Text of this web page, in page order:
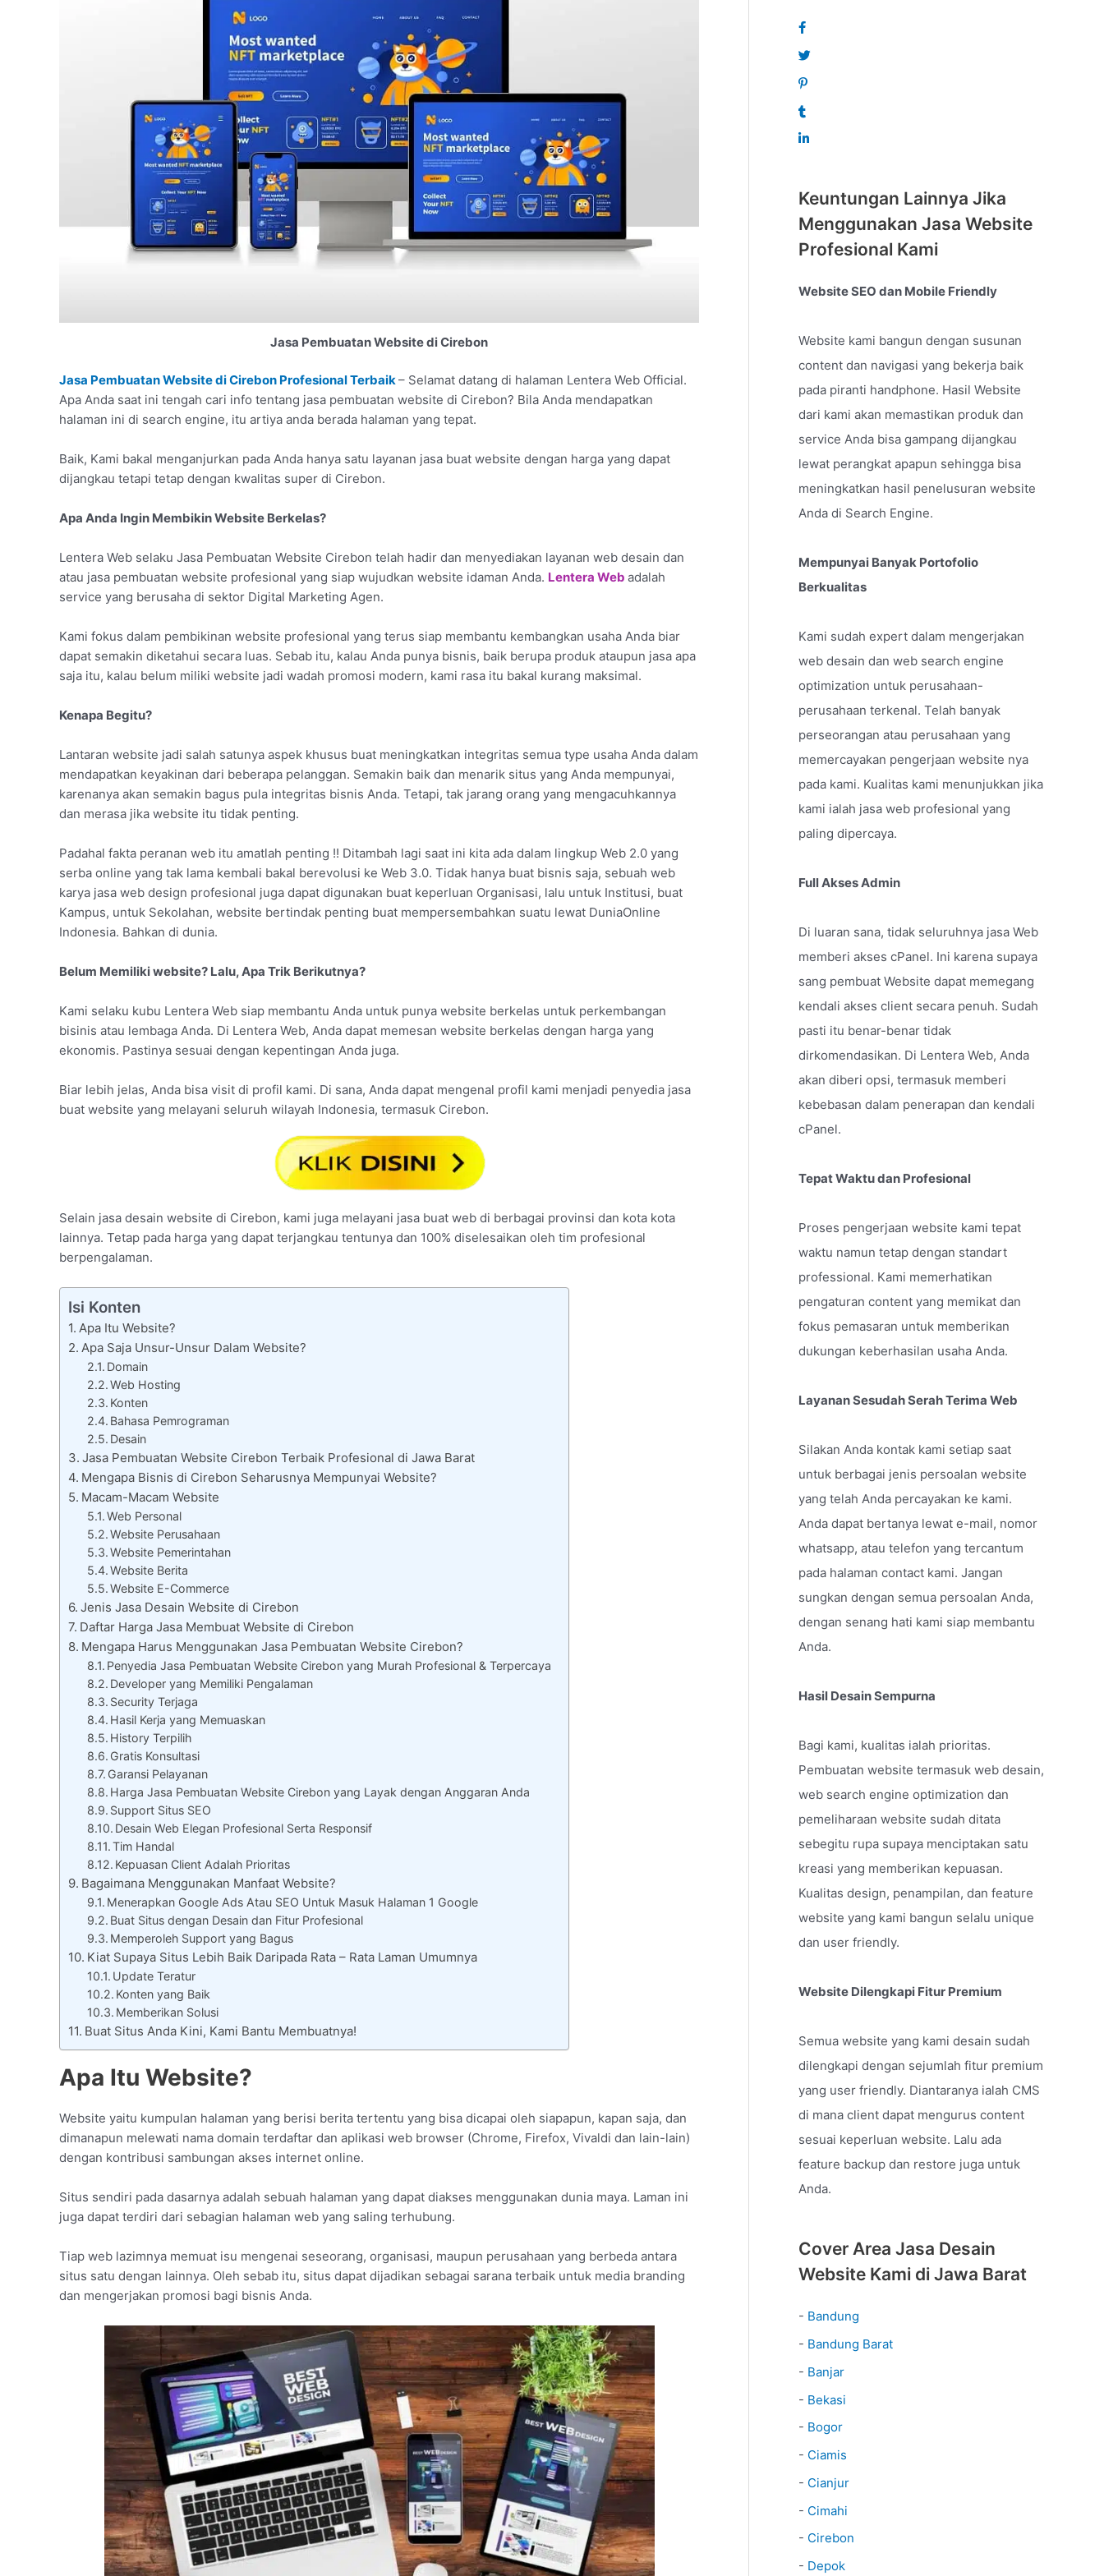
Jasa Pembuatan Website di Cirebon
Jasa Pembuatan Website di Cirebon Profesional Terbaik– Selamat datang di halaman Lentera Web Official.
Apa Anda saat ini tengah cari info tentang jasa pembuatan website di Cirebon? Bila Anda mendapatkan
halaman ini di search engine, itu artiya anda berada halaman yang tepat.
Baik, Kami bakal menganjurkan pada Anda hanya satu layanan jasa buat website dengan harga yang dapat
dijangkau tetapi tetap dengan kwalitas super di Cirebon.
Apa Anda Ingin Membikin Website Berkelas?
Lentera Web selaku Jasa Pembuatan Website Cirebon telah hadir dan menyediakan layanan web desain dan
atau jasa pembuatan website profesional yang siap wujudkan website idaman Anda. Lentera Web adalah
service yang berusaha di sektor Digital Marketing Agen.
Kami fokus dalam pembikinan website profesional yang terus siap membantu kembangkan usaha Anda biar
dapat semakin diketahui secara luas. Sebab itu, kalau Anda punya bisnis, baik berupa produk ataupun jasa apa
saja itu, kalau belum miliki website jadi wadah promosi modern, kami rasa itu bakal kurang maksimal.
Kenapa Begitu?
Lantaran website jadi salah satunya aspek khusus buat meningkatkan integritas semua type usaha Anda dalam
mendapatkan keyakinan dari beberapa pelanggan. Semakin baik dan menarik situs yang Anda mempunyai,
karenanya akan semakin bagus pula integritas bisnis Anda. Tetapi, tak jarang orang yang mengacuhkannya
dan merasa jika website itu tidak penting.
Padahal fakta peranan web itu amatlah penting !! Ditambah lagi saat ini kita ada dalam lingkup Web 2.0 yang
serba online yang tak lama kembali bakal berevolusi ke Web 3.0. Tidak hanya buat bisnis saja, sebuah web
karya jasa web design profesional juga dapat digunakan buat keperluan Organisasi, lalu untuk Institusi, buat
Kampus, untuk Sekolahan, website bertindak penting buat mempersembahkan suatu lewat DuniaOnline
Indonesia. Bahkan di dunia.
Belum Memiliki website? Lalu, Apa Trik Berikutnya?
Kami selaku kubu Lentera Web siap membantu Anda untuk punya website berkelas untuk perkembangan
bisinis atau lembaga Anda. Di Lentera Web, Anda dapat memesan website berkelas dengan harga yang
ekonomis. Pastinya sesuai dengan kepentingan Anda juga.
Biar lebih jelas, Anda bisa visit di profil kami. Di sana, Anda dapat mengenal profil kami menjadi penyedia jasa
buat website yang melayani seluruh wilayah Indonesia, termasuk Cirebon.
Selain jasa desain website di Cirebon, kami juga melayani jasa buat web di berbagai provinsi dan kota kota
lainnya. Tetap pada harga yang dapat terjangkau tentunya dan 100% diselesaikan oleh tim profesional
berpengalaman.
Isi Konten
Apa Itu Website?
Apa Saja Unsur-Unsur Dalam Website?
Domain
Web Hosting
Konten
Bahasa Pemrograman
Desain
Jasa Pembuatan Website Cirebon Terbaik Profesional di Jawa Barat
Mengapa Bisnis di Cirebon Seharusnya Mempunyai Website?
Macam-Macam Website
Web Personal
Website Perusahaan
Website Pemerintahan
Website Berita
Website E-Commerce
Jenis Jasa Desain Website di Cirebon
Daftar Harga Jasa Membuat Website di Cirebon
Mengapa Harus Menggunakan Jasa Pembuatan Website Cirebon?
Penyedia Jasa Pembuatan Website Cirebon yang Murah Profesional & Terpercaya
Developer yang Memiliki Pengalaman
Security Terjaga
Hasil Kerja yang Memuaskan
History Terpilih
Gratis Konsultasi
Garansi Pelayanan
Harga Jasa Pembuatan Website Cirebon yang Layak dengan Anggaran Anda
Support Situs SEO
Desain Web Elegan Profesional Serta Responsif
Tim Handal
Kepuasan Client Adalah Prioritas
Bagaimana Menggunakan Manfaat Website?
Menerapkan Google Ads Atau SEO Untuk Masuk Halaman 1 Google
Buat Situs dengan Desain dan Fitur Profesional
Memperoleh Support yang Bagus
Kiat Supaya Situs Lebih Baik Daripada Rata – Rata Laman Umumnya
Update Teratur
Konten yang Baik
Memberikan Solusi
Buat Situs Anda Kini, Kami Bantu Membuatnya!
Apa Itu Website?
Website yaitu kumpulan halaman yang berisi berita tertentu yang bisa dicapai oleh siapapun, kapan saja, dan
dimanapun melewati nama domain terdaftar dan aplikasi web browser (Chrome, Firefox, Vivaldi dan lain-lain)
dengan kontribusi sambungan akses internet online.
Situs sendiri pada dasarnya adalah sebuah halaman yang dapat diakses menggunakan dunia maya. Laman ini
juga dapat terdiri dari sebagian halaman web yang saling terhubung.
Tiap web lazimnya memuat isu mengenai seseorang, organisasi, maupun perusahaan yang berbeda antara
situs satu dengan lainnya. Oleh sebab itu, situs dapat dijadikan sebagai sarana terbaik untuk media branding
dan mengerjakan promosi bagi bisnis Anda.
Keuntungan Lainnya Jika
Menggunakan Jasa Website
Profesional Kami
Website SEO dan Mobile Friendly
Website kami bangun dengan susunan
content dan navigasi yang bekerja baik
pada piranti handphone. Hasil Website
dari kami akan memastikan produk dan
service Anda bisa gampang dijangkau
lewat perangkat apapun sehingga bisa
meningkatkan hasil penelusuran website
Anda di Search Engine.
Mempunyai Banyak Portofolio
Berkualitas
Kami sudah expert dalam mengerjakan
web desain dan web search engine
optimization untuk perusahaan-
perusahaan terkenal. Telah banyak
perseorangan atau perusahaan yang
memercayakan pengerjaan website nya
pada kami. Kualitas kami menunjukkan jika
kami ialah jasa web profesional yang
paling dipercaya.
Full Akses Admin
Di luaran sana, tidak seluruhnya jasa Web
memberi akses cPanel. Ini karena supaya
sang pembuat Website dapat memegang
kendali akses client secara penuh. Sudah
pasti itu benar-benar tidak
dirkomendasikan. Di Lentera Web, Anda
akan diberi opsi, termasuk memberi
kebebasan dalam penerapan dan kendali
cPanel.
Tepat Waktu dan Profesional
Proses pengerjaan website kami tepat
waktu namun tetap dengan standart
professional. Kami memerhatikan
pengaturan content yang memikat dan
fokus pemasaran untuk memberikan
dukungan keberhasilan usaha Anda.
Layanan Sesudah Serah Terima Web
Silakan Anda kontak kami setiap saat
untuk berbagai jenis persoalan website
yang telah Anda percayakan ke kami.
Anda dapat bertanya lewat e-mail, nomor
whatsapp, atau telefon yang tercantum
pada halaman contact kami. Jangan
sungkan dengan semua persoalan Anda,
dengan senang hati kami siap membantu
Anda.
Hasil Desain Sempurna
Bagi kami, kualitas ialah prioritas.
Pembuatan website termasuk web desain,
web search engine optimization dan
pemeliharaan website sudah ditata
sebegitu rupa supaya menciptakan satu
kreasi yang memberikan kepuasan.
Kualitas design, penampilan, dan feature
website yang kami bangun selalu unique
dan user friendly.
Website Dilengkapi Fitur Premium
Semua website yang kami desain sudah
dilengkapi dengan sejumlah fitur premium
yang user friendly. Diantaranya ialah CMS
di mana client dapat mengurus content
sesuai keperluan website. Lalu ada
feature backup dan restore juga untuk
Anda.
Cover Area Jasa Desain
Website Kami di Jawa Barat
- Bandung
- Bandung Barat
- Banjar
- Bekasi
- Bogor
- Ciamis
- Cianjur
- Cimahi
- Cirebon
- Depok